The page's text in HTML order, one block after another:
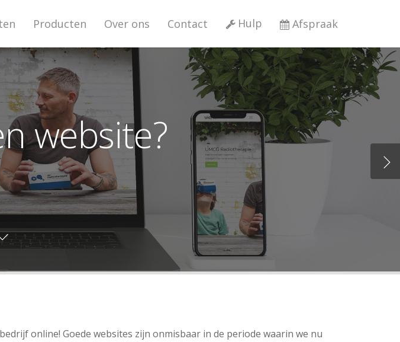
Producten Over ons Contact Hulp Afspraak
website?
online! Goede websites zijn onmisbaar in de periode waarin we nu